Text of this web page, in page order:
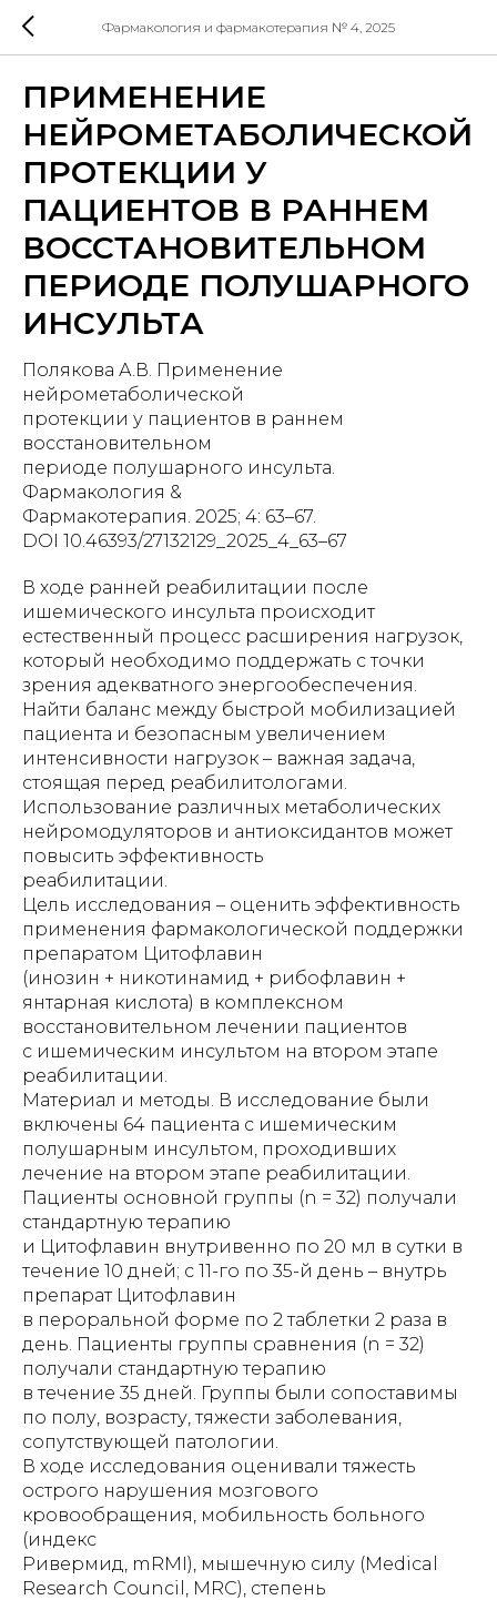
Фармакология и фармакотерапия № 4, 2025
ПРИМЕНЕНИЕ
НЕЙРОМЕТАБОЛИЧЕСКОЙ
ПРОТЕКЦИИ У
ПАЦИЕНТОВ В РАННЕМ
ВОССТАНОВИТЕЛЬНОМ
ПЕРИОДЕ ПОЛУШАРНОГО
ИНСУЛЬТА
Полякова А.В. Применение
нейрометаболической
протекции у пациентов в раннем
восстановительном
периоде полушарного инсульта.
Фармакология &
Фармакотерапия. 2025; 4: 63–67.
DOI 10.46393/27132129_2025_4_63–67
В ходе ранней реабилитации после
ишемического инсульта происходит
естественный процесс расширения нагрузок,
который необходимо поддержать с точки
зрения адекватного энергообеспечения.
Найти баланс между быстрой мобилизацией
пациента и безопасным увеличением
интенсивности нагрузок – важная задача,
стоящая перед реабилитологами.
Использование различных метаболических
нейромодуляторов и антиоксидантов может
повысить эффективность
реабилитации.
Цель исследования – оценить эффективность
применения фармакологической поддержки
препаратом Цитофлавин
(инозин + никотинамид + рибофлавин +
янтарная кислота) в комплексном
восстановительном лечении пациентов
с ишемическим инсультом на втором этапе
реабилитации.
Материал и методы. В исследование были
включены 64 пациента с ишемическим
полушарным инсультом, проходивших
лечение на втором этапе реабилитации.
Пациенты основной группы (n = 32) получали
стандартную терапию
и Цитофлавин внутривенно по 20 мл в сутки в
течение 10 дней; с 11-го по 35-й день – внутрь
препарат Цитофлавин
в пероральной форме по 2 таблетки 2 раза в
день. Пациенты группы сравнения (n = 32)
получали стандартную терапию
в течение 35 дней. Группы были сопоставимы
по полу, возрасту, тяжести заболевания,
сопутствующей патологии.
В ходе исследования оценивали тяжесть
острого нарушения мозгового
кровообращения, мобильность больного
(индекс
Ривермид, mRMI), мышечную силу (Medical
Research Council, MRC), степень